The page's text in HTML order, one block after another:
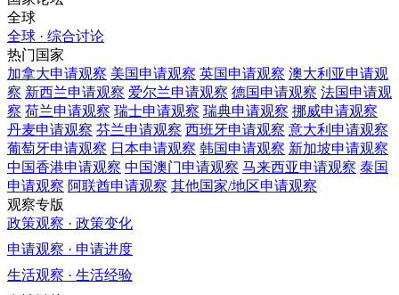
全球
全球 · 综合讨论
热门国家
加拿大申请观察 美国申请观察 英国申请观察 澳大利亚申请观
察 新西兰申请观察 爱尔兰申请观察 德国申请观察 法国申请观
察 荷兰申请观察 瑞士申请观察 瑞典申请观察 挪威申请观察
丹麦申请观察 芬兰申请观察 西班牙申请观察 意大利 申请观察
葡萄牙申请观察 日本申请观察 韩国申请观察 新加坡申请观察
中国香港申请观察 中国澳门申请观察 马来西亚申请观察 泰国
申请观察 阿联酋申请观察 其他国家/地区申请观察
观察专版
政策观察 · 政策变化
申请观察 · 申请进度
生活观察 · 生活经验